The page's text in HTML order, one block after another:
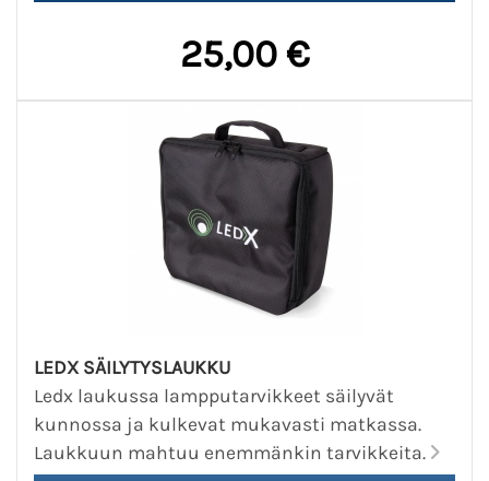
25,00 €
LEDX SÄILYTYSLAUKKU
Ledx laukussa lampputarvikkeet säilyvät
kunnossa ja kulkevat mukavasti matkassa.
Laukkuun mahtuu enemmänkin tarvikkeita.